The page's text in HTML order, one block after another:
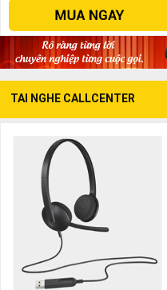
TAI NGHE CALLCENTER